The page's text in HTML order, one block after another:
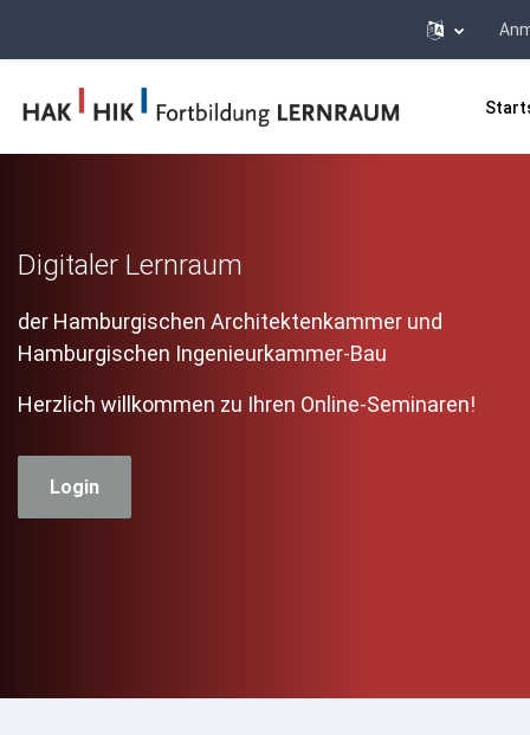
Digitaler Lernraum
der Hamburgischen Architektenkammer und
Hamburgischen Ingenieurkammer-Bau
Herzlich willkommen zu Ihren Online-Seminaren!
Login